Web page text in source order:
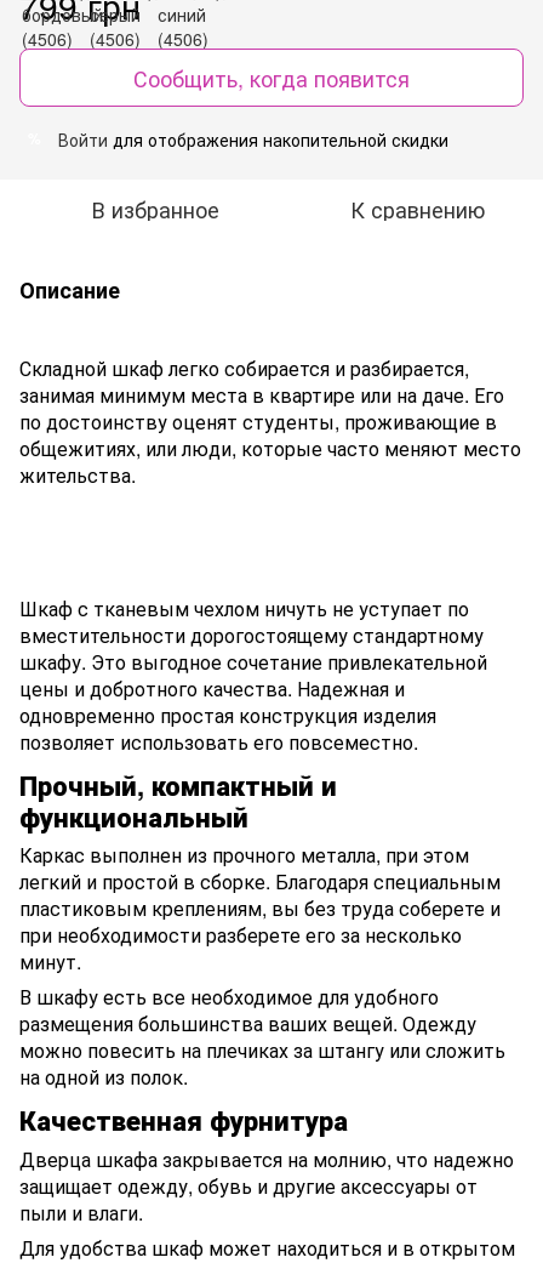
Сообщить, когда появится
Войти для отображения накопительной скидки
В избранное К сравнению
Описание
Складной шкаф легко собирается и разбирается,
занимая минимум места в квартире или на даче. Его
по достоинству оценят студенты, проживающие в
общежитиях, или люди, которые часто меняют место
жительства.
Шкаф с тканевым чехлом ничуть не уступает по
вместительности дорогостоящему стандартному
шкафу. Это выгодное сочетание привлекательной
цены и добротного качества. Надежная и
одновременно простая конструкция изделия
позволяет использовать его повсеместно.
Прочный, компактный и
функциональный
Каркас выполнен из прочного металла, при этом
легкий и простой в сборке. Благодаря специальным
пластиковым креплениям, вы без труда соберете и
при необходимости разберете его за несколько
минут.
В шкафу есть все необходимое для удобного
размещения большинства ваших вещей. Одежду
можно повесить на плечиках за штангу или сложить
на одной из полок.
Качественная фурнитура
Дверца шкафа закрывается на молнию, что надежно
защищает одежду, обувь и другие аксессуары от
пыли и влаги.
Для удобства шкаф может находиться и в открытом